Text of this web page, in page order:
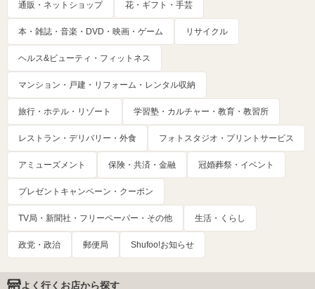
通販・ネットショップ 花・ギフト・手芸
本・雑誌・音楽・DVD・映画・ゲーム リサイクル
ヘルス&ビューティ・フィットネス
マンション・戸建・リフォーム・レンタル収納
旅行・ホテル・リゾート 学習塾・カルチャー・教育・教習所
レストラン・デリバリー・外食 フォトスタジオ・プリントサービス
アミューズメント 保険・共済・金融 冠婚葬祭・イベント
プレゼントキャンペーン・クーポン
TV局・新聞社・フリーペーパー・その他 生活・くらし
政党・政治 郵便局 Shufoo!お知らせ
よく行くお店から探す